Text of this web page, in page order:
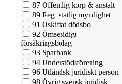
87 Offentlig korp & anstalt
89 Reg. statlig myndighet
91 Oskiftat dödsbo
92 Ömsesidigt
försäkringsbolag
93 Sparbank
94 Understödsförening
96 Utländsk juridiskt person
98 Övrig svensk juridisk